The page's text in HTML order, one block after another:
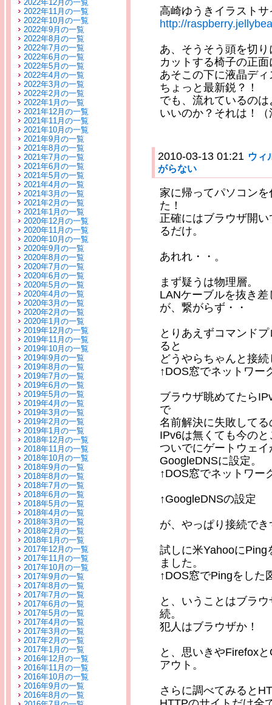
2022年12月の一覧
2022年11月の一覧
2022年10月の一覧
2022年9月の一覧
2022年8月の一覧
2022年7月の一覧
2022年6月の一覧
2022年5月の一覧
2022年4月の一覧
2022年3月の一覧
2022年2月の一覧
2022年1月の一覧
2021年12月の一覧
2021年11月の一覧
2021年10月の一覧
2021年9月の一覧
2021年8月の一覧
2021年7月の一覧
2021年6月の一覧
2021年5月の一覧
2021年4月の一覧
2021年3月の一覧
2021年2月の一覧
2021年1月の一覧
2020年12月の一覧
2020年11月の一覧
2020年10月の一覧
2020年9月の一覧
2020年8月の一覧
2020年7月の一覧
2020年6月の一覧
2020年5月の一覧
2020年4月の一覧
2020年3月の一覧
2020年2月の一覧
2020年1月の一覧
2019年12月の一覧
2019年11月の一覧
2019年10月の一覧
2019年9月の一覧
2019年8月の一覧
2019年7月の一覧
2019年6月の一覧
2019年5月の一覧
2019年4月の一覧
2019年3月の一覧
2019年2月の一覧
2019年1月の一覧
2018年12月の一覧
2018年11月の一覧
2018年10月の一覧
2018年9月の一覧
2018年8月の一覧
2018年7月の一覧
2018年6月の一覧
2018年5月の一覧
2018年4月の一覧
2018年3月の一覧
2018年2月の一覧
2018年1月の一覧
2017年12月の一覧
2017年11月の一覧
2017年10月の一覧
2017年9月の一覧
2017年8月の一覧
2017年7月の一覧
2017年6月の一覧
2017年5月の一覧
2017年4月の一覧
2017年3月の一覧
2017年2月の一覧
2017年1月の一覧
2016年12月の一覧
2016年11月の一覧
2016年10月の一覧
2016年9月の一覧
2016年8月の一覧
高崎ゆうきイラストサ
http://
あ、そうそう頭を切
カットする椅子の正
あそこの下に液晶デ
ちょっと最新鋭？！
でも、流れているの
いいのか？それは！
2010-03-13 01:21 ウィ
がらない
家に帰ってパソコン
た！
正確にはブラウザ開
るだけ。
あれれ・・。
まず疑うは物理層。
LANケーブルを抜き
が、繋がらず・・
とりあえずコマンド
ると
どうやらちゃんと接
↑DOS窓でネットワー
ブラウザ眺めてたら
で
名前解決に失敗して
IPv6は無くても今の
ついでにゲートウェ
GoogleDNSに設定。
↑DOS窓でネットワー
↑GoogleDNSの設定
が、やっぱり接続でき
試しに米Yahooに
ました。
↑DOS窓でPingをした
と、いうことはブラ
続。
犯人はブラウザか！
と、思いきやFirefox
アウト。
さらに調べてみると